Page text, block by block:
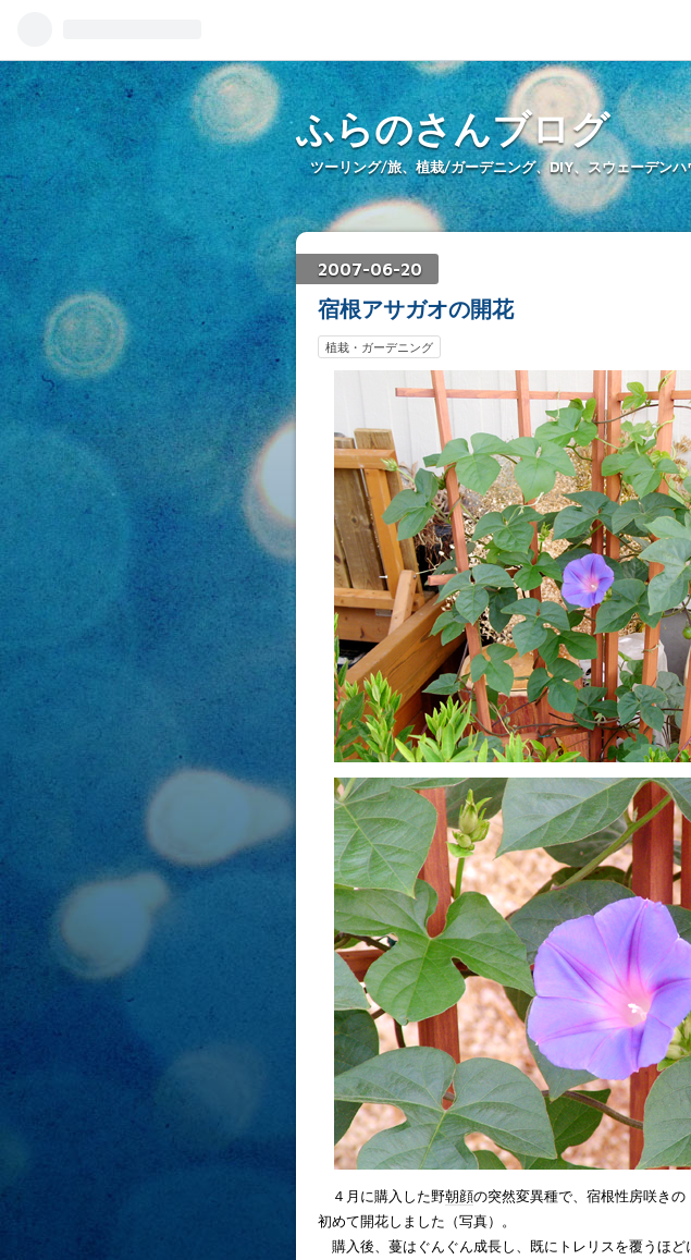
ふらのさんブログ
ツーリング/旅、植栽/ガーデニング、DIY、スウェーデンハ
2007-06-20
宿根アサガオの開花
植栽・ガーデニング
４月に購入した野朝顔の突然変異種で、宿根性房咲きの
初めて開花しました（写真）。
購入後、蔓はぐんぐん成長し、既にトレリスを覆うほど